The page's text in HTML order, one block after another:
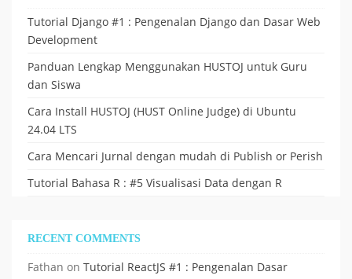
Tutorial Django #1 : Pengenalan Django dan Dasar Web
Development
Panduan Lengkap Menggunakan HUSTOJ untuk Guru
dan Siswa
Cara Install HUSTOJ (HUST Online Judge) di Ubuntu
24.04 LTS
Cara Mencari Jurnal dengan mudah di Publish or Perish
Tutorial Bahasa R : #5 Visualisasi Data dengan R
RECENT COMMENTS
Fathan on Tutorial ReactJS #1 : Pengenalan Dasar